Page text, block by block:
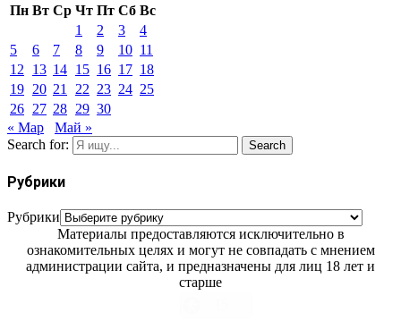
Пн Вт Ср Чт Пт Сб Вс
1
2 3
4
5
6 7 8 9 10 11
12
13 14 15 16 17 18
19 20 21 22 23 24 25
26 27 28 29 30
« Мар
Май »
Search for:
Search
Рубрики
Рубрики
Материалы предоставляются исключительно в
ознакомительных целях и могут не совпадать с мнением
администрации сайта, и предназначены для лиц 18 лет и
старше